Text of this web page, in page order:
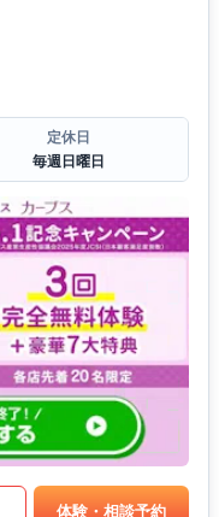
定休日
毎週日曜日
体験・相談予約